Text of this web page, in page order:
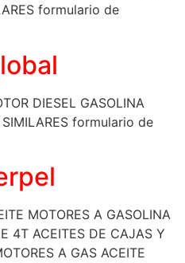
formulario de
DIESEL GASOLINA
SIMILARES formulario de
MOTORES A GASOLINA
4T ACEITES DE CAJAS Y
A GAS ACEITE